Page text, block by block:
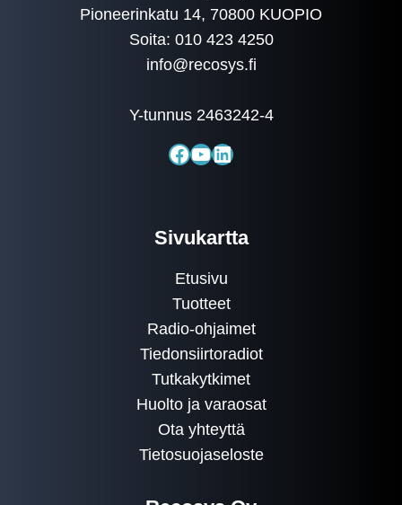
Pioneerinkatu 14, 70800 KUOPIO
Soita: 010 423 4250
info@recosys.fi
Y-tunnus 2463242-4
Facebook
YouTube
LinkedIn
Sivukartta
Etusivu
Tuotteet
Radio-ohjaimet
Tiedonsiirtoradiot
Tutkakytkimet
Huolto ja varaosat
Ota yhteyttä
Tietosuojaseloste